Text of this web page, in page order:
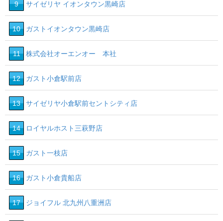
9 サイゼリヤ イオンタウン黒崎店
10 ガストイオンタウン黒崎店
11 株式会社オーエンオー 本社
12 ガスト小倉駅前店
13 サイゼリヤ小倉駅前セントシティ店
14 ロイヤルホスト三萩野店
15 ガスト一枝店
16 ガスト小倉貴船店
17 ジョイフル 北九州八重洲店